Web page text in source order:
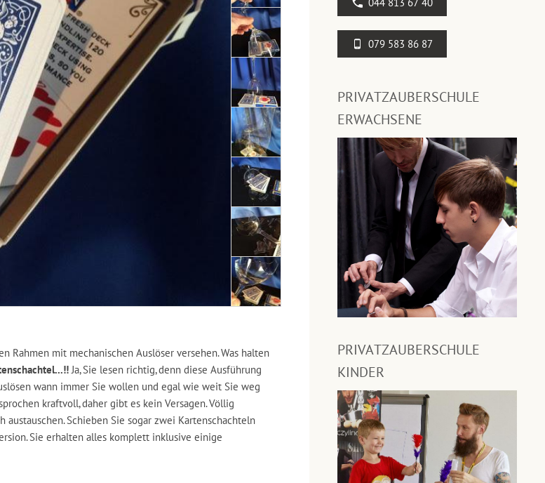
Rahmen mit mechanischen Auslöser versehen. Was halten
Ja, Sie lesen richtig, denn diese Ausführung
wann immer Sie wollen und egal wie weit Sie weg
kraftvoll, daher gibt es kein Versagen. Völlig
Schieben Sie sogar zwei Kartenschachteln
Sie erhalten alles komplett inklusive einige
079 583 86 87
PRIVATZAUBERSCHULE
ERWACHSENE
PRIVATZAUBERSCHULE
KINDER